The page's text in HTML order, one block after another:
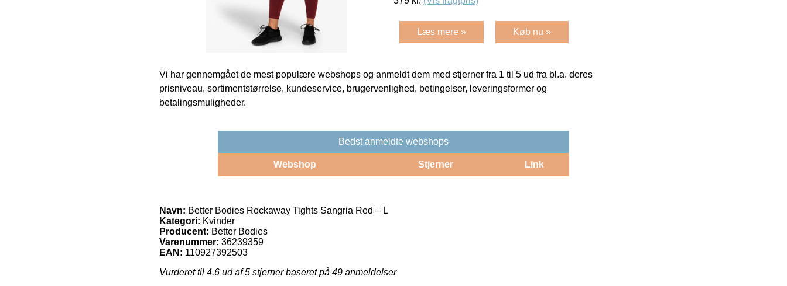
Læs mere » Køb nu »
Vi har gennemgået de mest populære webshops og anmeldt dem med stjerner fra 1 til 5 ud fra bl.a. deres
prisniveau, sortimentstørrelse, kundeservice, brugervenlighed, betingelser, leveringsformer og
betalingsmuligheder.
Bedst anmeldte webshops
Webshop Stjerner Link
Navn: Better Bodies Rockaway Tights Sangria Red – L
Kategori: Kvinder
Producent: Better Bodies
Varenummer: 36239359
EAN: 110927392503
Vurderet til 4.6 ud af 5 stjerner baseret på 49 anmeldelser